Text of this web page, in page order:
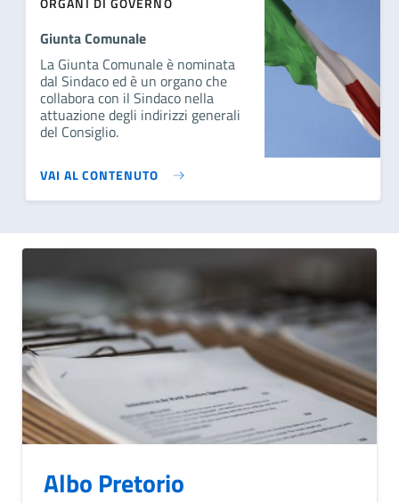
Giunta Comunale
La Giunta Comunale è nominata
dal Sindaco ed è un organo che
collabora con il Sindaco nella
attuazione degli indirizzi generali
del Consiglio.
VAI AL CONTENUTO
Albo Pretorio